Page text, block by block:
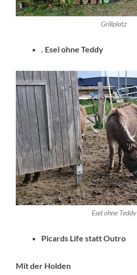
Grillplatz
. Esel ohne Teddy
Esel ohne Teddy
Picards Life statt Outro
Mit der Holden